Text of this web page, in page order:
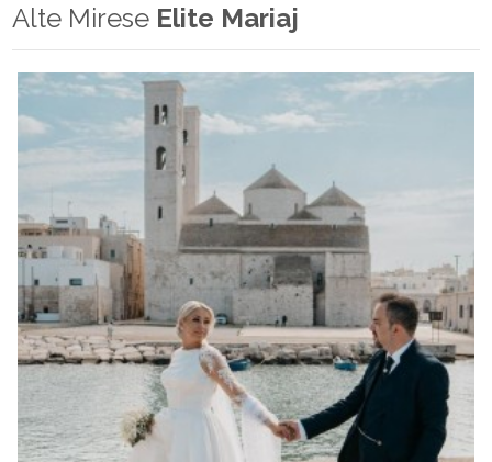
Alte Mirese Elite Mariaj